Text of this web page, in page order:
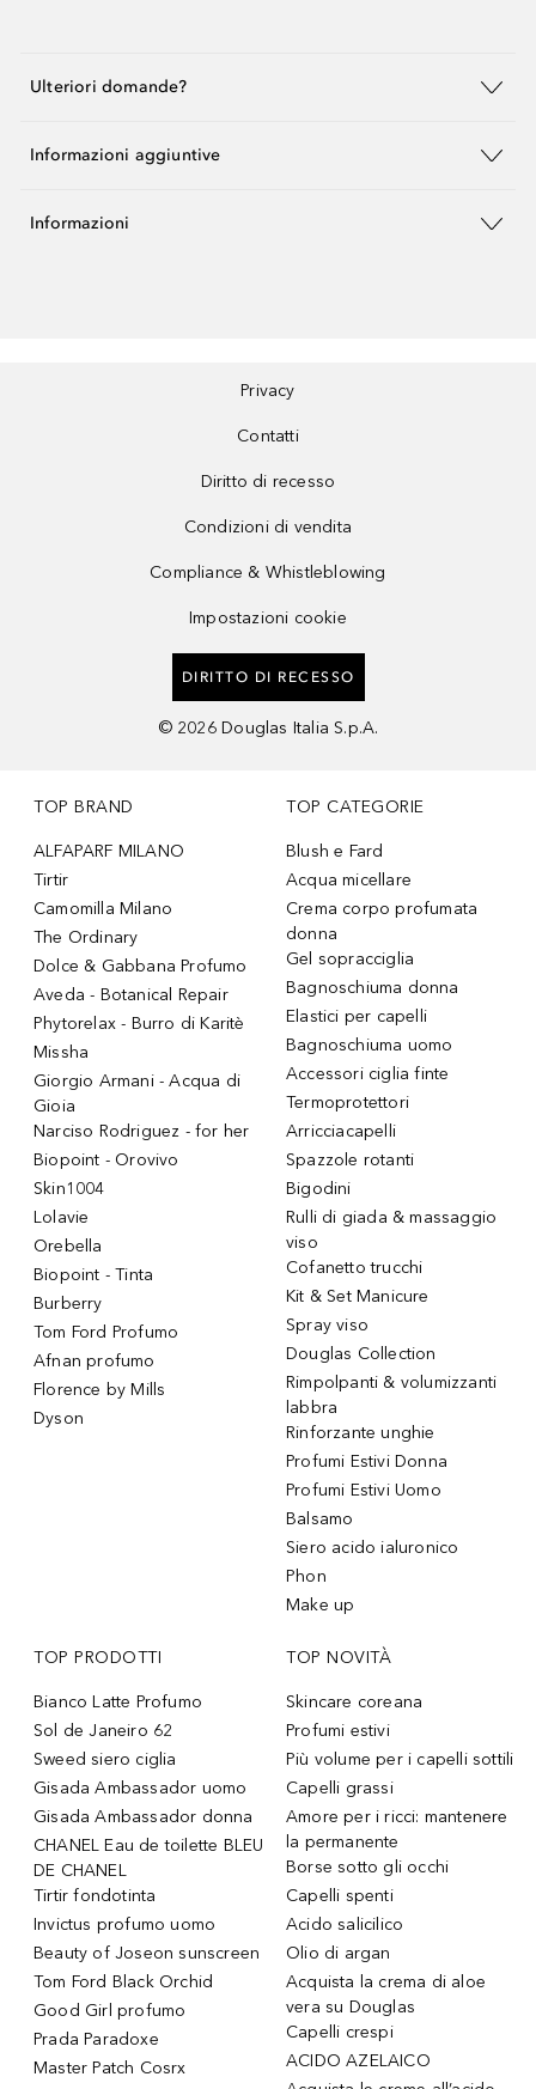
Ulteriori domande?
Informazioni aggiuntive
Informazioni
Privacy
Contatti
Diritto di recesso
Condizioni di vendita
Compliance & Whistleblowing
Impostazioni cookie
DIRITTO DI RECESSO
© 2026 Douglas Italia S.p.A.
TOP BRAND
ALFAPARF MILANO
Tirtir
Camomilla Milano
The Ordinary
Dolce & Gabbana Profumo
Aveda - Botanical Repair
Phytorelax - Burro di Karitè
Missha
Giorgio Armani - Acqua di
Gioia
Narciso Rodriguez - for her
Biopoint - Orovivo
Skin1004
Lolavie
Orebella
Biopoint - Tinta
Burberry
Tom Ford Profumo
Afnan profumo
Florence by Mills
Dyson
TOP CATEGORIE
Blush e Fard
Acqua micellare
Crema corpo profumata
donna
Gel sopracciglia
Bagnoschiuma donna
Elastici per capelli
Bagnoschiuma uomo
Accessori ciglia finte
Termoprotettori
Arricciacapelli
Spazzole rotanti
Bigodini
Rulli di giada & massaggio
viso
Cofanetto trucchi
Kit & Set Manicure
Spray viso
Douglas Collection
Rimpolpanti & volumizzanti
labbra
Rinforzante unghie
Profumi Estivi Donna
Profumi Estivi Uomo
Balsamo
Siero acido ialuronico
Phon
Make up
TOP PRODOTTI
Bianco Latte Profumo
Sol de Janeiro 62
Sweed siero ciglia
Gisada Ambassador uomo
Gisada Ambassador donna
CHANEL Eau de toilette BLEU
DE CHANEL
Tirtir fondotinta
Invictus profumo uomo
Beauty of Joseon sunscreen
Tom Ford Black Orchid
Good Girl profumo
Prada Paradoxe
Master Patch Cosrx
TOP NOVITÀ
Skincare coreana
Profumi estivi
Più volume per i capelli sottili
Capelli grassi
Amore per i ricci: mantenere
la permanente
Borse sotto gli occhi
Capelli spenti
Acido salicilico
Olio di argan
Acquista la crema di aloe
vera su Douglas
Capelli crespi
ACIDO AZELAICO